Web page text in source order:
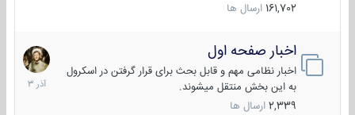
161,702 ارسال ها
اخبار صفحه اول
اخبار نظامی مهم و قابل بحث برای قرار گرفتن در اسکرول
به این بخش منتقل میشوند.
2,339 ارسال ها
7
آذر
1403